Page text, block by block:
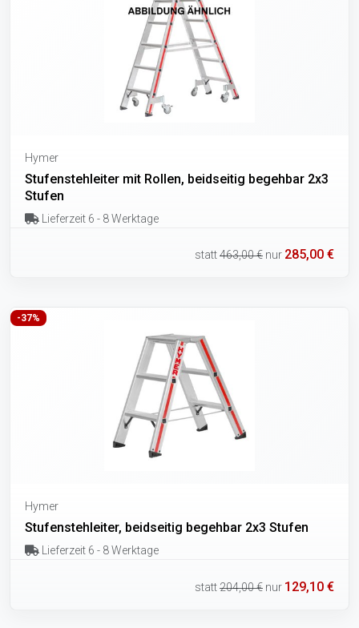
Hymer
Stufenstehleiter mit Rollen, beidseitig begehbar 2x3
Stufen
Lieferzeit 6 - 8 Werktage
statt463,00 € nur 285,00 €
-37%
Hymer
Stufenstehleiter, beidseitig begehbar 2x3 Stufen
Lieferzeit 6 - 8 Werktage
statt204,00 € nur 129,10 €